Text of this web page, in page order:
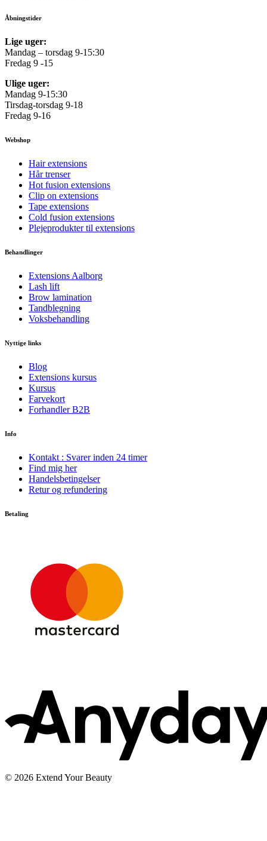
Åbningstider
Lige uger:
Mandag – torsdag 9-15:30
Fredag 9 -15
Ulige uger:
Mandag 9-15:30
Tirsdag-torsdag 9-18
Fredag 9-16
Webshop
Hair extensions
Hår trenser
Hot fusion extensions
Clip on extensions
Tape extensions
Cold fusion extensions
Plejeprodukter til extensions
Behandlinger
Extensions Aalborg
Lash lift
Brow lamination
Tandblegning
Voksbehandling
Nyttige links
Blog
Extensions kursus
Kursus
Farvekort
Forhandler B2B
Info
Kontakt : Svarer inden 24 timer
Find mig her
Handelsbetingelser
Retur og refundering
Betaling
© 2026 Extend Your Beauty